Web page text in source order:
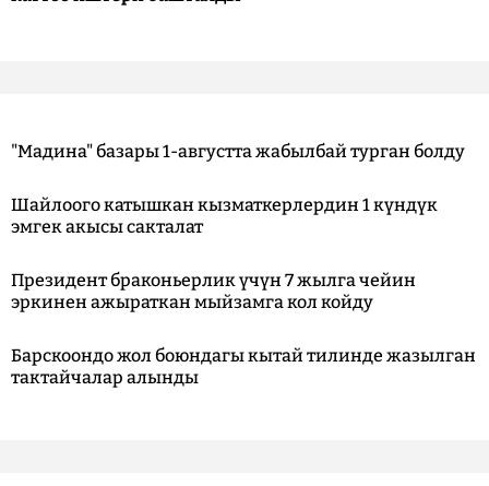
"Мадина" базары 1-августта жабылбай турган болду
Шайлоого катышкан кызматкерлердин 1 күндүк
эмгек акысы сакталат
Президент браконьерлик үчүн 7 жылга чейин
эркинен ажыраткан мыйзамга кол койду
Барскоондо жол боюндагы кытай тилинде жазылган
тактайчалар алынды